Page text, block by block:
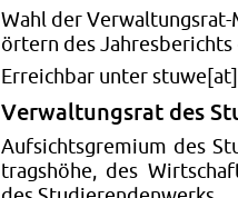
Wahl der
ör­tern des
Er­reich­bar unter
Ver­wal­tungs­rat des
Auf­sichts­gre­mi­um des
trags­hö­he, des